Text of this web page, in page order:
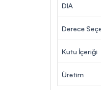
DIA
Derece
Kutu İçeriği
Üretim